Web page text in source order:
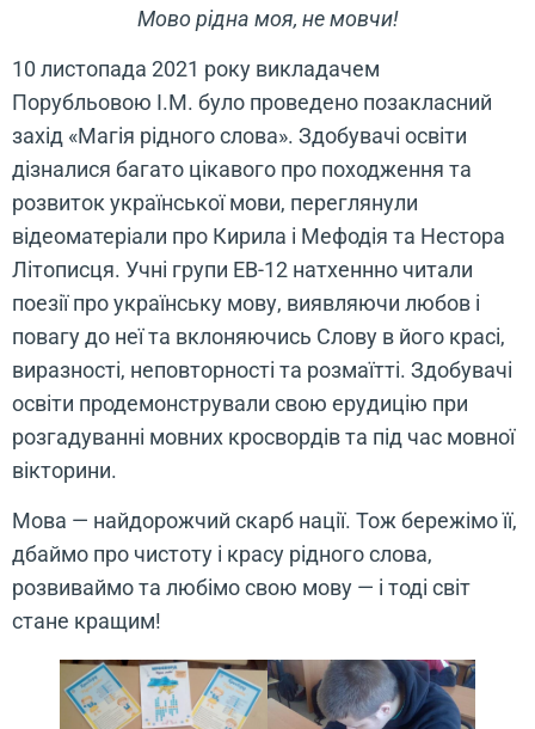
Мово рідна моя, не мовчи!
10 листопада 2021 року викладачем
Порубльовою І.М. було проведено позакласний
захід «Магія рідного слова». Здобувачі освіти
дізналися багато цікавого про походження та
розвиток української мови, переглянули
відеоматеріали про Кирила і Мефодія та Нестора
Літописця. Учні групи ЕВ-12 натхеннно читали
поезії про українську мову, виявляючи любов і
повагу до неї та вклоняючись Слову в його красі,
виразності, неповторності та розмаїтті. Здобувачі
освіти продемонстрували свою ерудицію при
розгадуванні мовних кросвордів та під час мовної
вікторини.
Мова — найдорожчий скарб нації. Тож бережімо її,
дбаймо про чистоту і красу рідного слова,
розвиваймо та любімо свою мову — і тоді світ
стане кращим!